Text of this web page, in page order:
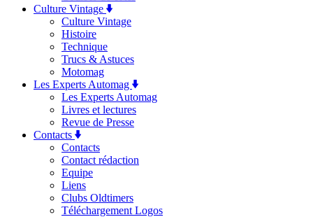
Culture Vintage
Culture Vintage
Histoire
Technique
Trucs & Astuces
Motomag
Les Experts Automag
Les Experts Automag
Livres et lectures
Revue de Presse
Contacts
Contacts
Contact rédaction
Equipe
Liens
Clubs Oldtimers
Téléchargement Logos